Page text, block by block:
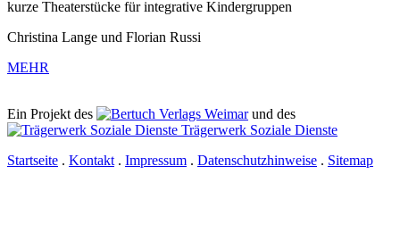
kurze Theaterstücke für integrative Kindergruppen
Christina Lange und Florian Russi
MEHR
Ein Projekt des Verlags Weimarund des
Trägerwerk Soziale Dienste
Startseite . Kontakt . Impressum . Datenschutzhinweise . Sitemap